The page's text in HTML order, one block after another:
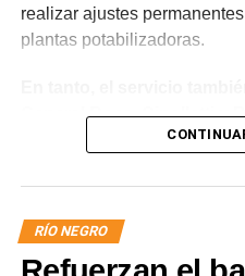
realizar ajustes
plantas potabilizadoras.
General Roca, Cipolletti y
localidades donde podrían
trabaja para sostener la
Por otra parte, en Gral. E.
turbiedad cercanos a 80
RÍO NEGRO